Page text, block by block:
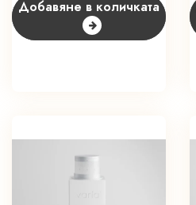
Добавяне в количката